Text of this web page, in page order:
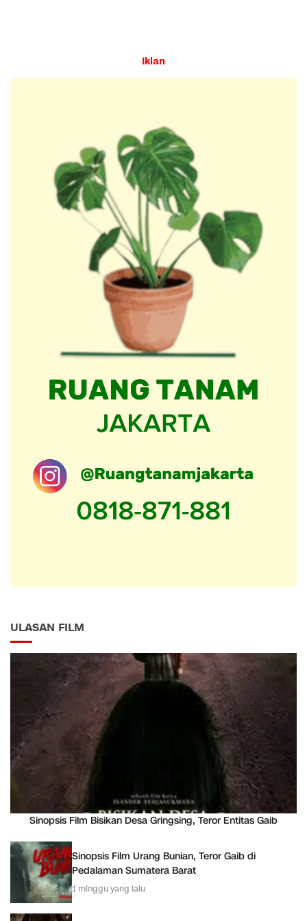
Iklan
ULASAN FILM
Sinopsis Film Bisikan Desa Gringsing, Teror Entitas Gaib
Sinopsis Film Urang Bunian, Teror Gaib di
Pedalaman Sumatera Barat
1 minggu yang lalu